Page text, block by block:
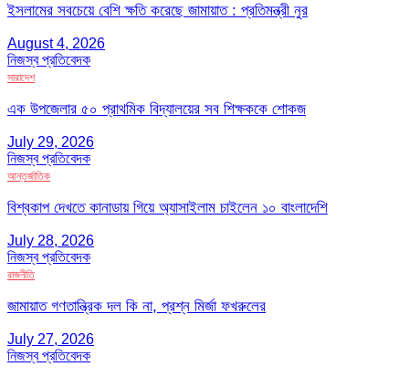
ইসলামের সবচেয়ে বেশি ক্ষতি করেছে জামায়াত : প্রতিমন্ত্রী নুর
August 4, 2026
নিজস্ব প্রতিবেদক
সারাদেশ
এক উপজেলার ৫০ প্রাথমিক বিদ্যালয়ের সব শিক্ষককে শোকজ
July 29, 2026
নিজস্ব প্রতিবেদক
আন্তর্জাতিক
বিশ্বকাপ দেখতে কানাডায় গিয়ে অ্যাসাইলাম চাইলেন ১০ বাংলাদেশি
July 28, 2026
নিজস্ব প্রতিবেদক
রাজনীতি
জামায়াত গণতান্ত্রিক দল কি না, প্রশ্ন মির্জা ফখরুলের
July 27, 2026
নিজস্ব প্রতিবেদক